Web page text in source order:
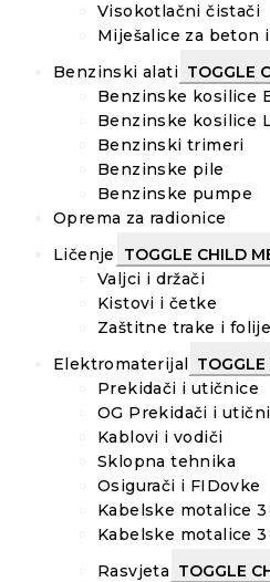
Visokotlačni čistači
Miješalice za beton
Benzinski alati TOGGLE
Benzinske kosilice
Benzinske kosilice
Benzinski trimeri
Benzinske pile
Benzinske pumpe
Oprema za radionice
Ličenje
TOGGLE CHILD
Valjci i držači
Kistovi i četke
Zaštitne trake i folije
Elektromaterijal
Prekidači i utičnice
OG Prekidači i
Kablovi i vodiči
Sklopna tehnika
Osigurači i FIDovke
Kabelske motalice
Kabelske motalice
Rasvjeta TOGGLE